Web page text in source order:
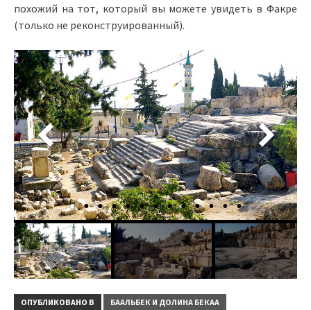
похожий на тот, который вы можете увидеть в Факре
(только не реконструированный).
ОПУБЛИКОВАНО В
БААЛЬБЕК И ДОЛИНА БЕКАА